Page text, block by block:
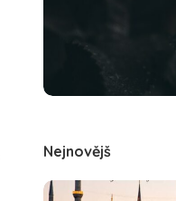
Nejnovějš